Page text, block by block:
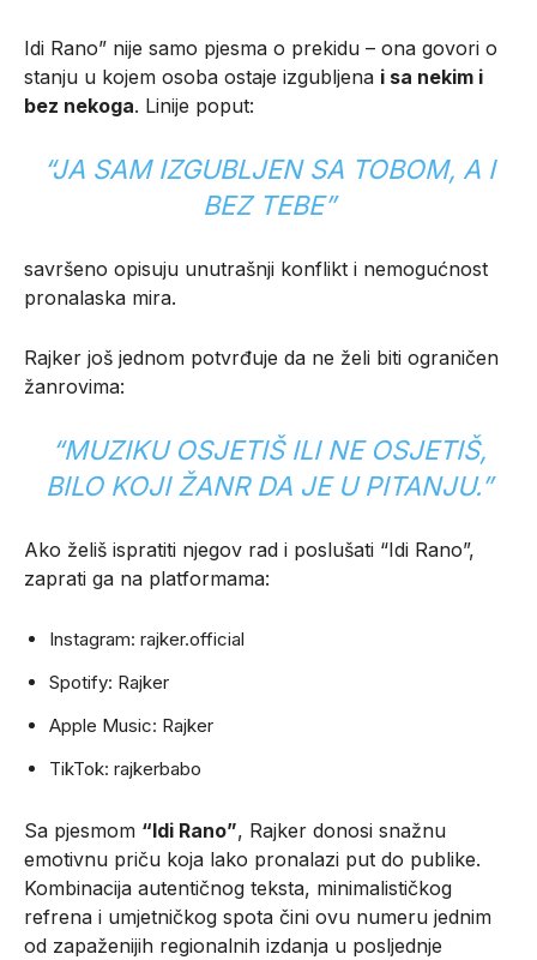
Idi Rano” nije samo pjesma o prekidu – ona govori o
stanju u kojem osoba ostaje izgubljena i sa nekim i
bez nekoga. Linije poput:
“JA SAM IZGUBLJEN SA TOBOM, A I
BEZ TEBE”
savršeno opisuju unutrašnji konflikt i nemogućnost
pronalaska mira.
Rajker još jednom potvrđuje da ne želi biti ograničen
žanrovima:
“MUZIKU OSJETIŠ ILI NE OSJETIŠ,
BILO KOJI ŽANR DA JE U PITANJU.”
Ako želiš ispratiti njegov rad i poslušati “Idi Rano”,
zaprati ga na platformama:
Instagram: rajker.official
Spotify: Rajker
Apple Music: Rajker
TikTok: rajkerbabo
Sa pjesmom “Idi Rano”, Rajker donosi snažnu
emotivnu priču koja lako pronalazi put do publike.
Kombinacija autentičnog teksta, minimalističkog
refrena i umjetničkog spota čini ovu numeru jednim
od zapaženijih regionalnih izdanja u posljednje